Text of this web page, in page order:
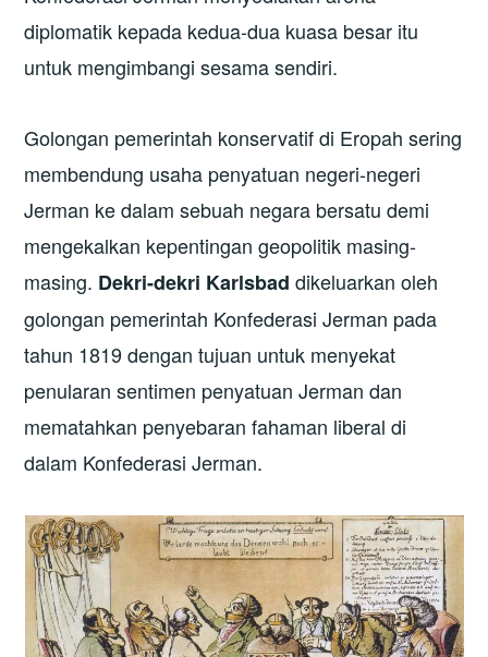
diplomatik kepada kedua-dua kuasa besar itu
untuk mengimbangi sesama sendiri.
Golongan pemerintah konservatif di Eropah sering
membendung usaha penyatuan negeri-negeri
Jerman ke dalam sebuah negara bersatu demi
mengekalkan kepentingan geopolitik masing-
masing. Dekri-dekri Karlsbad dikeluarkan oleh
golongan pemerintah Konfederasi Jerman pada
tahun 1819 dengan tujuan untuk menyekat
penularan sentimen penyatuan Jerman dan
mematahkan penyebaran fahaman liberal di
dalam Konfederasi Jerman.